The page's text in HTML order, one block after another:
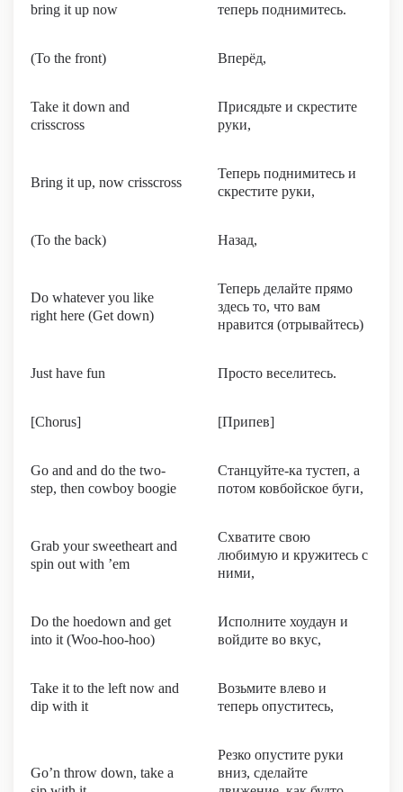
bring it up now
теперь поднимитесь.
(To the front) Вперёд,
Take it down and
crisscross
Присядьте и скрестите
руки,
Bring it up, now crisscross
Теперь поднимитесь и
скрестите руки,
(To the back) Назад,
Do whatever you like
right here (Get down)
Теперь делайте прямо
здесь то, что вам
нравится (отрывайтесь)
Just have fun Просто веселитесь.
[Chorus] [Припев]
Go and and do the two-
step, then cowboy boogie
Станцуйте-ка тустеп, а
потом ковбойское буги,
Grab your sweetheart and
spin out with ’em
Схватите свою
любимую и кружитесь с
ними,
Do the hoedown and get
into it (Woo-hoo-hoo)
Исполните хоудаун и
войдите во вкус,
Take it to the left now and
dip with it
Возьмите влево и
теперь опуститесь,
Go’n throw down, take a
Резко опустите руки
вниз, сделайте